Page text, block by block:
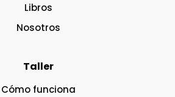
Libros
Nosotros
Taller
Cómo funciona